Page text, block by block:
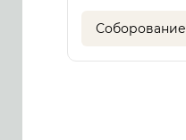
Соборование